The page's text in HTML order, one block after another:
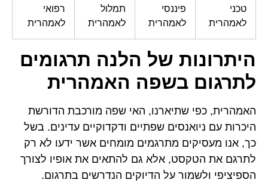
טכני
לאמהרית
פיננסי
לאמהרית
תמלול
לאמהרית
רפואי
לאמהרית
היתרונות של הלנה תרגומים
לתרגום בשפה האמהרית
האמהרית, כפי שתיארנו, האי שפה מורכבת הדורשת
היכרות עם ניואנסים שפתיים ודקדוקיים עדינים. בשל
כך, אנו מעסיקים מתרגמים מומחים אשר ידעו לא רק
לתרגם את הטקסט, אלא גם להתאים את אופיו לצורך
הספיציפי ולשמור על הדיוקים הנדרשים בתרגום.